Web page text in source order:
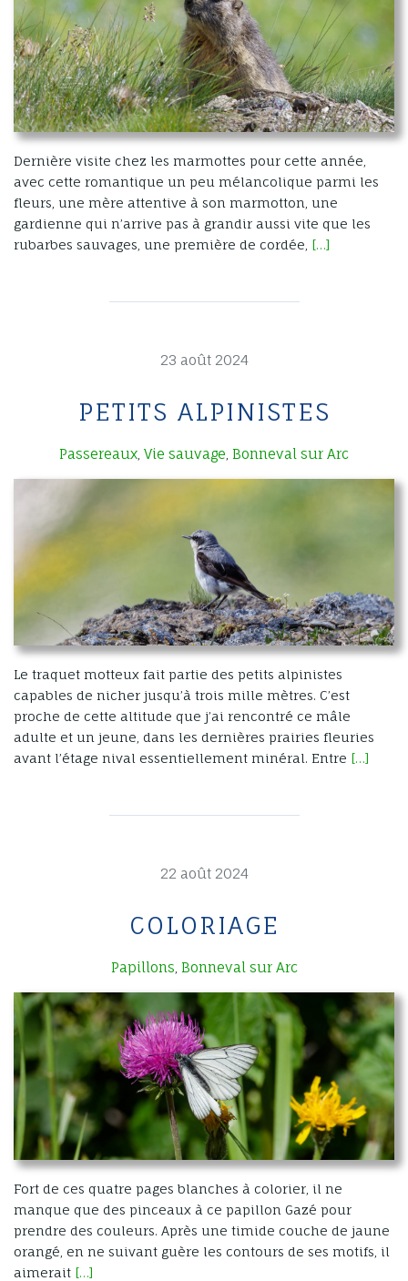
Dernière visite chez les marmottes pour cette année,
avec cette romantique un peu mélancolique parmi les
fleurs, une mère attentive à son marmotton, une
gardienne qui n’arrive pas à grandir aussi vite que les
rubarbes sauvages, une première de cordée, […]
23 août 2024
PETITS ALPINISTES
Passereaux Vie sauvage Bonneval sur Arc
Le traquet motteux fait partie des petits alpinistes
capables de nicher jusqu’à trois mille mètres. C’est
proche de cette altitude que j’ai rencontré ce mâle
adulte et un jeune, dans les dernières prairies fleuries
avant l’étage nival essentiellement minéral. Entre […]
22 août 2024
COLORIAGE
Papillons, Bonneval sur Arc
Fort de ces quatre pages blanches à colorier, il ne
manque que des pinceaux à ce papillon Gazé pour
prendre des couleurs. Après une timide couche de jaune
orangé, en ne suivant guère les contours de ses motifs, il
aimerait […]